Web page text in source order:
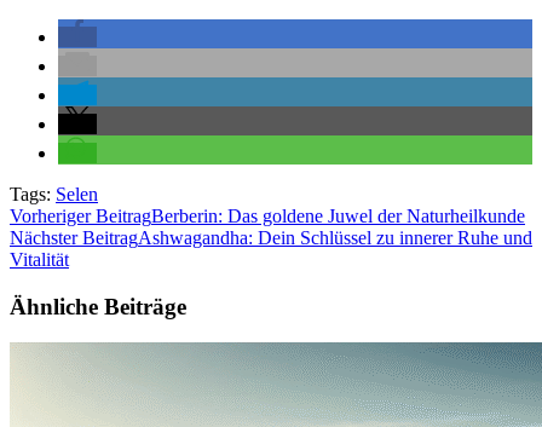
Tags: Selen
Beitragsnavigation
Vorheriger BeitragBerberin: Das goldene Juwel der Naturheilkunde
Nächster BeitragAshwagandha: Dein Schlüssel zu innerer Ruhe und
Vitalität
Ähnliche Beiträge